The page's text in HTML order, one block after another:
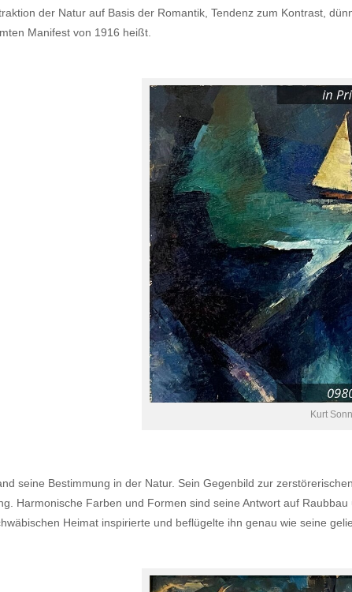
der Natur auf Basis der Romantik, Tendenz zum Kontrast,
Manifest von 1916 heißt.
Kurt
seine Bestimmung in der Natur. Sein Gegenbild zur
Harmonische Farben und Formen sind seine Antwort auf
Heimat inspirierte und beflügelte ihn genau wie seine